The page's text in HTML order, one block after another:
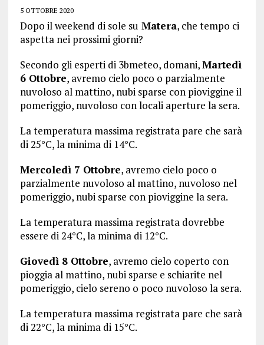
5 OTTOBRE 2020
Dopo il weekend di sole su Matera, che tempo ci
aspetta nei prossimi giorni?
Secondo gli esperti di 3bmeteo, domani,Martedì
6 Ottobre, avremo cielo poco o parzialmente
nuvoloso al mattino, nubi sparse con pioviggine il
pomeriggio, nuvoloso con locali aperture la sera.
La temperatura massima registrata pare che sarà
di 25°C, la minima di 14°C.
Mercoledì 7 Ottobre, avremo cielo poco o
parzialmente nuvoloso al mattino, nuvoloso nel
pomeriggio, nubi sparse con pioviggine la sera.
La temperatura massima registrata dovrebbe
essere di 24°C, la minima di 12°C.
Giovedì 8 Ottobre, avremo cielo coperto con
pioggia al mattino, nubi sparse e schiarite nel
pomeriggio, cielo sereno o poco nuvoloso la sera.
La temperatura massima registrata pare che sarà
di 22°C, la minima di 15°C.